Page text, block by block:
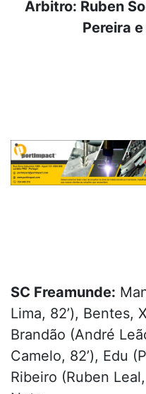
Árbitro: Ruben
Pereira
SC Freamunde:
Lima, 82’), Bentes,
Brandão (André
Camelo, 82’), Edu
Ribeiro (Ruben